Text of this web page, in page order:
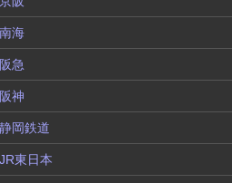
南海
阪急
阪神
静岡鉄道
JR東日本